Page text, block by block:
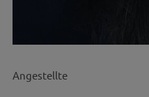
Angestellte